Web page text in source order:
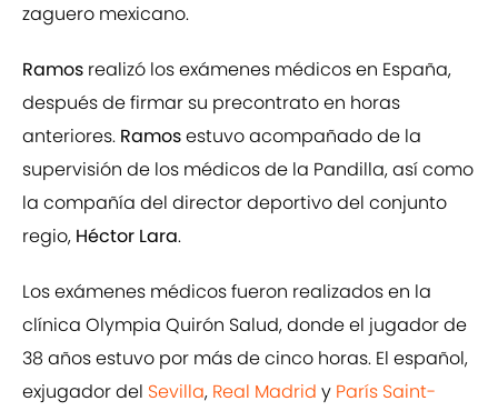
zaguero mexicano.
Ramos realizó los exámenes médicos en España,
después de firmar su precontrato en horas
anteriores. Ramosestuvo acompañado de la
supervisión de los médicos de la Pandilla, así como
la compañía del director deportivo del conjunto
regio, Héctor Lara.
Los exámenes médicos fueron realizados en la
clínica Olympia Quirón Salud, donde el jugador de
38 años estuvo por más de cinco horas. El español,
exjugador del Sevilla, Real Madrid y París Saint-